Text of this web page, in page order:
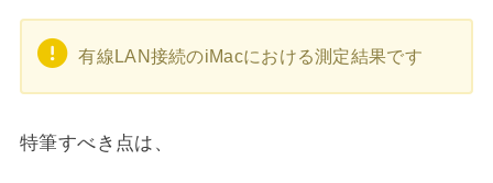
有線LAN接続のiMacにおける測定結果です
特筆すべき点は、